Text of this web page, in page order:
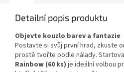
Detailní popis produktu
Objevte kouzlo barev a fantazie
Postavte si svůj první hrad, zkuste
prostě tvořte podle nálady.
Rainbow (60 ks) je ideální volbou